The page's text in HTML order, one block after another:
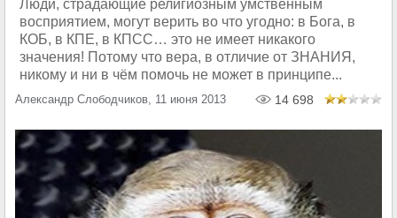
Люди, страдающие религиозным умственным
восприятием, могут верить во что угодно: в Бога, в
КОБ, в КПЕ, в КПСС… это не имеет никакого
значения! Потому что вера, в отличие от ЗНАНИЯ,
никому и ни в чём помочь не может в принципе...
Александр Слободчиков, 11 июня 2013 14 698